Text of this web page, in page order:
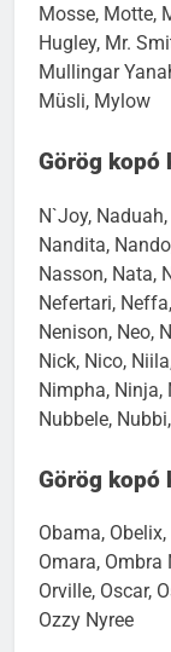
Mosse, Motte,
Hugley, Mr.
Mullingar
Müsli, Mylow
Görög kopó
N`Joy,
Nandita,
Nasson, Nata,
Nefertari,
Nenison, Neo,
Nick, Nico,
Nimpha, Ninja,
Nubbele,
Görög kopó
Obama,
Omara, Ombra
Orville, Oscar,
Ozzy Nyree